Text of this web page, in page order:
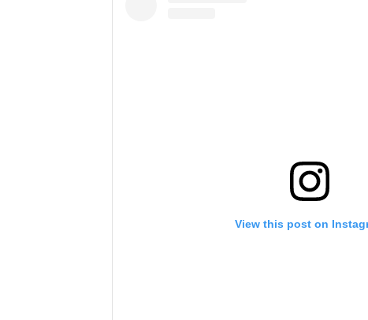
View this post on